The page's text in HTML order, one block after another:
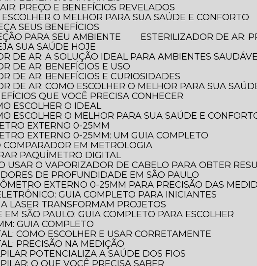
PREÇO E BENEFÍCIOS REVELADOS
ESCOLHER O MELHOR PARA SUA SAÚDE E CONFORTO
SEUS BENEFÍCIOS
PARA SEU AMBIENTE
ESTERILIZADOR DE AR:
SUA SAÚDE HOJE
DE AR: A SOLUÇÃO IDEAL PARA AMBIENTES
DE AR: BENEFÍCIOS E USO
DE AR: BENEFÍCIOS E CURIOSIDADES
DE AR: COMO ESCOLHER O MELHOR PARA SUA
QUE VOCÊ PRECISA CONHECER
ESCOLHER O IDEAL
ESCOLHER O MELHOR PARA SUA SAÚDE E
EXTERNO 0-25MM
EXTERNO 0-25MM: UM GUIA COMPLETO
COMPARADOR EM METROLOGIA
PAQUÍMETRO DIGITAL
USAR O VAPORIZADOR DE CABELO PARA OBTER
DE PROFUNDIDADE EM SÃO PAULO
EXTERNO 0-25MM PARA PRECISÃO DAS
GUIA COMPLETO PARA INICIANTES
LASER TRANSFORMAM PROJETOS
EM SÃO PAULO: GUIA COMPLETO PARA ESCOLHER
GUIA COMPLETO
COMO ESCOLHER E USAR CORRETAMENTE
PRECISÃO NA MEDIÇÃO
POTENCIALIZA A SAÚDE DOS FIOS
O QUE VOCÊ PRECISA SABER